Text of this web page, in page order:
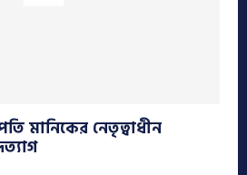
মানিকের নেতৃত্বাধীন